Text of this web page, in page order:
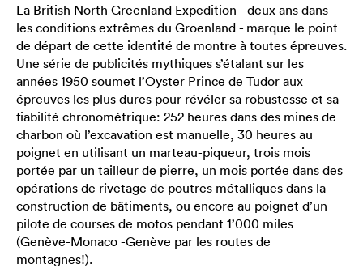
La British North Greenland Expedition - deux ans dans
les conditions extrêmes du Groenland - marque le point
de départ de cette identité de montre à toutes épreuves.
Une série de publicités mythiques s’étalant sur les
années 1950 soumet l’Oyster Prince de Tudor aux
épreuves les plus dures pour révéler sa robustesse et sa
fiabilité chronométrique: 252 heures dans des mines de
charbon où l’excavation est manuelle, 30 heures au
poignet en utilisant un marteau-piqueur, trois mois
portée par un tailleur de pierre, un mois portée dans des
opérations de rivetage de poutres métalliques dans la
construction de bâtiments, ou encore au poignet d’un
pilote de courses de motos pendant 1’000 miles
(Genève-Monaco -Genève par les routes de
montagnes!).